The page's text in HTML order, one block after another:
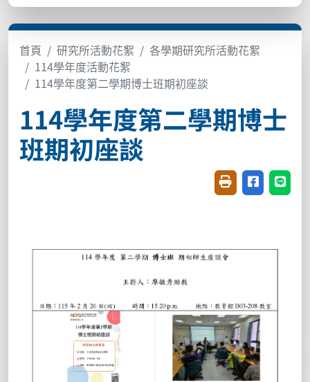
首頁 研究所活動花絮
各學期研究所活動花絮
114學年度活動花絮
114學年度第二學期博士班期初座談
114學年度第二學期博士
班期初座談
友善列印(開新視
分享至臉書
分享